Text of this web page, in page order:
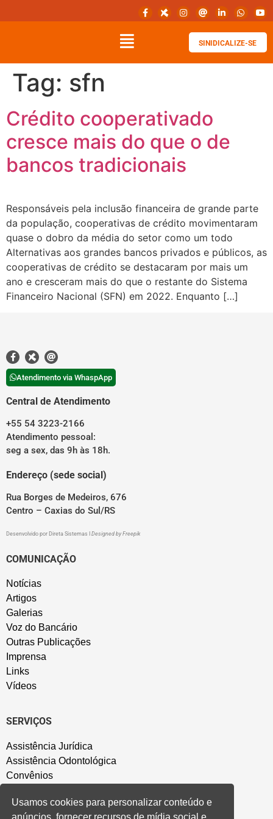
SINIDICALIZE-SE
Tag: sfn
Crédito cooperativado
cresce mais do que o de
bancos tradicionais
Responsáveis pela inclusão financeira de grande parte
da população, cooperativas de crédito movimentaram
quase o dobro da média do setor como um todo
Alternativas aos grandes bancos privados e públicos, as
cooperativas de crédito se destacaram por mais um
ano e cresceram mais do que o restante do Sistema
Financeiro Nacional (SFN) em 2022. Enquanto […]
Atendimento via WhaspApp
Central de Atendimento
+55 54 3223-2166
Atendimento pessoal:
seg a sex, das 9h às 18h.
Endereço (sede social)
Rua Borges de Medeiros, 676
Centro – Caxias do Sul/RS
Desenvolvido por Direta Sistemas Designed by Freepik
COMUNICAÇÃO
Notícias
Artigos
Galerias
Voz do Bancário
Outras Publicações
Imprensa
Links
Vídeos
SERVIÇOS
Assistência Jurídica
Assistência Odontológica
Convênios
Salão de Festa
Usamos cookies para personalizar conteúdo e
anúncios, fornecer recursos de mídia social e